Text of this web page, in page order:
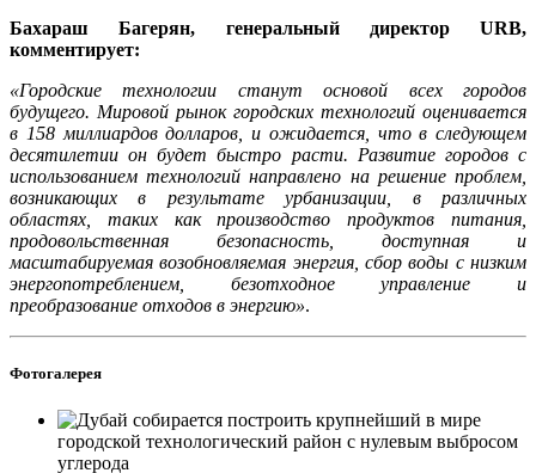
Бахараш Багерян, генеральный директор URB,
комментирует:
«Городские технологии станут основой всех городов
будущего. Мировой рынок городских технологий оценивается
в 158 миллиардов долларов, и ожидается, что в следующем
десятилетии он будет быстро расти. Развитие городов с
использованием технологий направлено на решение проблем,
возникающих в результате урбанизации, в различных
областях, таких как производство продуктов питания,
продовольственная безопасность, доступная и
масштабируемая возобновляемая энергия, сбор воды с низким
энергопотреблением, безотходное управление и
преобразование отходов в энергию».
Фотогалерея